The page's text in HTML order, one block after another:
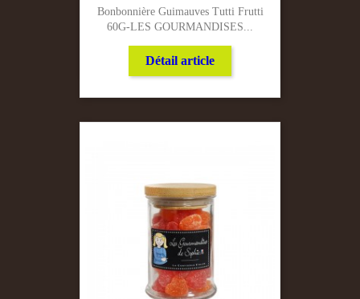
Bonbonnière Guimauves Tutti Frutti
60G-LES GOURMANDISES...
Détail article